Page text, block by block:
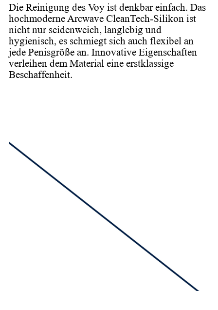
Die Reinigung des Voy ist denkbar einfach. Das
hochmoderne Arcwave CleanTech-Silikon ist
nicht nur seidenweich, langlebig und
hygienisch, es schmiegt sich auch flexibel an
jede Penisgröße an. Innovative Eigenschaften
verleihen dem Material eine erstklassige
Beschaffenheit.